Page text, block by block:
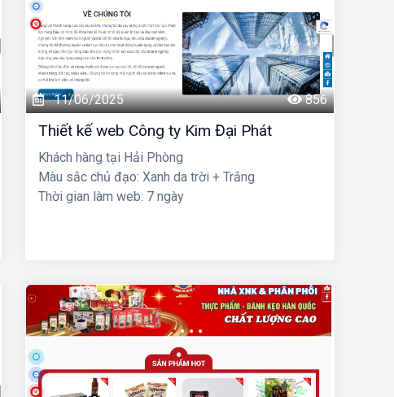
11/06/2025 856
Thiết kế web Công ty Kim Đại Phát
Khách hàng tại Hải Phòng
Màu sắc chủ đạo: Xanh da trời + Trắng
Thời gian làm web: 7 ngày